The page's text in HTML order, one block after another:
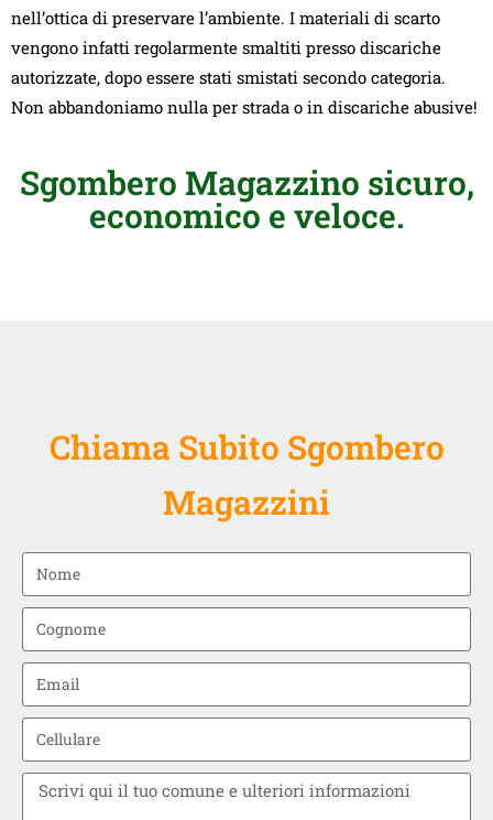
nell’ottica di preservare l’ambiente. I materiali di scarto
vengono infatti regolarmente smaltiti presso discariche
autorizzate, dopo essere stati smistati secondo categoria.
Non abbandoniamo nulla per strada o in discariche abusive!
Sgombero Magazzino sicuro,
economico e veloce.
Chiama Subito Sgombero
Magazzini